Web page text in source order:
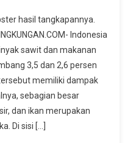
Ekonomi
Petani
Dan
Nelayan,
ASPPUK
Dorong
Aksi
Kolaborasi
hasil tangkapannya.
Indonesia
sawit dan makanan
3,5 dan 2,6 persen
memiliki dampak
sebagian besar
dan ikan merupakan
Di sisi […]